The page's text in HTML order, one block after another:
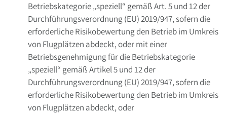
Betriebskategorie „speziell“ gemäß Art. 5 und 12 der
Durchführungsverordnung (EU) 2019/947, sofern die
erforderliche Risikobewertung den Betrieb im Umkreis
von Flugplätzen abdeckt, oder mit einer
Betriebsgenehmigung für die Betriebskategorie
„speziell“ gemäß Artikel 5 und 12 der
Durchführungsverordnung (EU) 2019/947, sofern die
erforderliche Risikobewertung den Betrieb im Umkreis
von Flugplätzen abdeckt, oder